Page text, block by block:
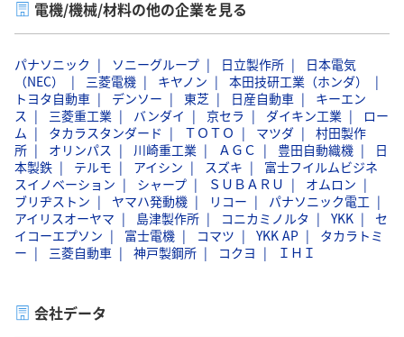
電機/機械/材料の他の企業を見る
パナソニック ソニーグループ 日立製作所
日本電気
（NEC）
三菱電機 キヤノン
本田技研工業（ホンダ）
トヨタ自動車
デンソー 東芝 日産自動車
キーエン
ス
三菱重工業 バンダイ 京セラ ダイキン工業
ロー
ム
タカラスタンダード ＴＯＴＯ マツダ
村田製作
所
オリンパス 川崎重工業 ＡＧＣ 豊田自動織機
日
本製鉄
テルモ アイシン スズキ
富士フイルムビジネ
スイノベーション
シャープ ＳＵＢＡＲＵ
オムロン
ブリヂストン
ヤマハ発動機 リコー
パナソニック電工
アイリスオーヤマ
島津製作所 コニカミノルタ YKK
セ
イコーエプソン
富士電機 コマツ YKK AP
タカラトミ
ー
三菱自動車 神戸製鋼所 コクヨ ＩＨＩ
会社データ